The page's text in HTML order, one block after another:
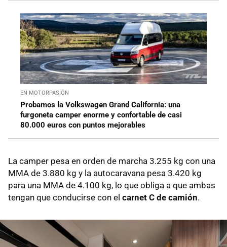
EN MOTORPASIÓN
Probamos la Volkswagen Grand California: una
furgoneta camper enorme y confortable de casi
80.000 euros con puntos mejorables
La camper pesa en orden de marcha 3.255 kg con una
MMA de 3.880 kg y la autocaravana pesa 3.420 kg
para una MMA de 4.100 kg, lo que obliga a que ambas
tengan que conducirse con el carnet C de camión.